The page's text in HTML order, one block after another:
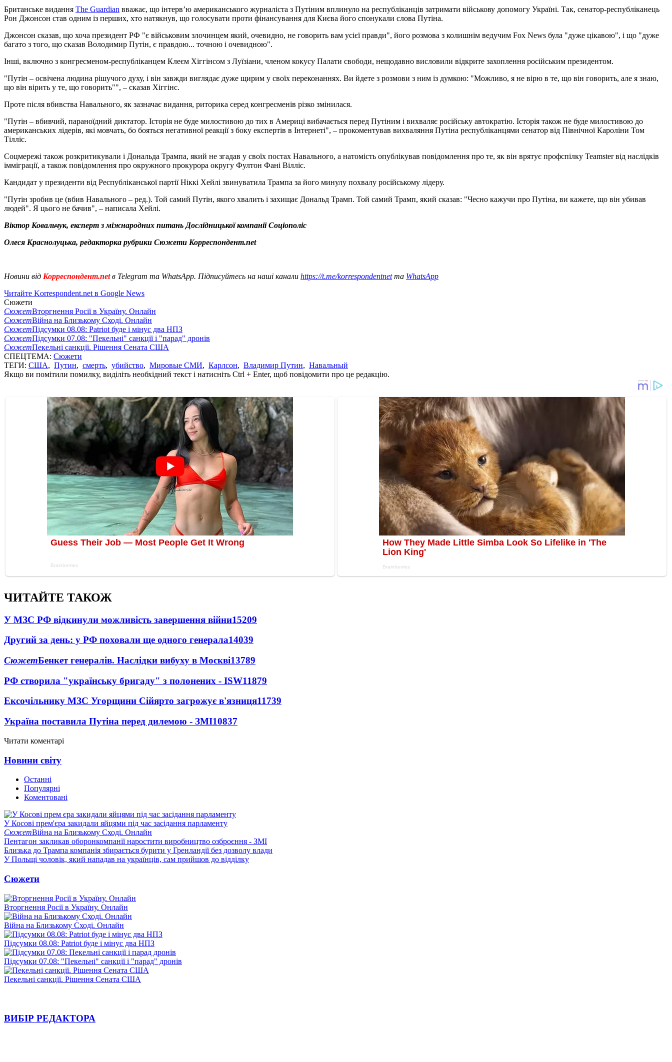
Британське видання The Guardian вважає, що інтерв’ю американського журналіста з Путіним вплинуло на республіканців затримати військову допомогу Україні. Так, сенатор-республіканець
Рон Джонсон став одним із перших, хто натякнув, що голосувати проти фінансування для Києва його спонукали слова Путіна.
Джонсон сказав, що хоча президент РФ "є військовим злочинцем який, очевидно, не говорить вам усієї правди", його розмова з колишнім ведучим Fox News була "дуже цікавою", і що "дуже
багато з того, що сказав Володимир Путін, є правдою... точною і очевидною".
Інші, включно з конгресменом-республіканцем Клеєм Хіггінсом з Луїзіани, членом кокусу Палати свободи, нещодавно висловили відкрите захоплення російським президентом.
"Путін – освічена людина рішучого духу, і він завжди виглядає дуже щирим у своїх переконаннях. Ви йдете з розмови з ним із думкою: "Можливо, я не вірю в те, що він говорить, але я знаю,
що він вірить у те, що говорить"", – сказав Хіггінс.
Проте після вбивства Навального, як зазначає видання, риторика серед конгресменів різко змінилася.
"Путін – вбивчий, параноїдний диктатор. Історія не буде милостивою до тих в Америці вибачається перед Путіним і вихваляє російську автократію. Історія також не буде милостивою до
американських лідерів, які мовчать, бо бояться негативної реакції з боку експертів в Інтернеті", – прокоментував вихваляння Путіна республіканцями сенатор від Північної Кароліни Том
Тілліс.
Соцмережі також розкритикували і Дональда Трампа, який не згадав у своїх постах Навального, а натомість опублікував повідомлення про те, як він врятує профспілку Teamster від наслідків
імміграції, а також повідомлення про окружного прокурора округу Фултон Фані Вілліс.
Кандидат у президенти від Республіканської партії Ніккі Хейлі звинуватила Трампа за його минулу похвалу російському лідеру.
"Путін зробив це (вбив Навального – ред.). Той самий Путін, якого хвалить і захищає Дональд Трамп. Той самий Трамп, який сказав: "Чесно кажучи про Путіна, ви кажете, що він убивав
людей". Я цього не бачив", – написала Хейлі.
Віктор Ковальчук, експерт з міжнародних питань Дослідницької компанії Соціополіс
Олеся Краснолуцька, редакторка рубрики Сюжети Корреспондент.net
Новини від Корреспондент.netв Telegram та WhatsApp. Підписуйтесь на наші канали https://t.me/korrespondentnetта WhatsApp
Читайте Korrespondent.net в Google News
Сюжети
СюжетВторгнення Росії в Україну. Онлайн
СюжетВійна на Близькому Сході. Онлайн
СюжетПідсумки 08.08: Patriot буде і мінус два НПЗ
СюжетПідсумки 07.08: "Пекельні" санкції і "парад" дронів
СюжетПекельні санкції. Рішення Сената США
СПЕЦТЕМА: Сюжети
ТЕГИ: США, Путин, смерть, убийство, Мировые СМИ, Карлсон, Владимир Путин, Навальный
Якщо ви помітили помилку, виділіть необхідний текст і натисніть Ctrl + Enter, щоб повідомити про це редакцію.
ЧИТАЙТЕ ТАКОЖ
У МЗС РФ відкинули можливість завершення війни15209
Другий за день: у РФ поховали ще одного генерала14039
СюжетБенкет генералів. Наслідки вибуху в Москві13789
РФ створила "українську бригаду" з полонених - ISW11879
Ексочільнику МЗС Угорщини Сійярто загрожує в'язниця11739
Україна поставила Путіна перед дилемою - ЗМІ10837
Читати коментарі
Новини світу
Останні
Популярні
Коментовані
У Косові прем'єра закидали яйцями під час засідання парламенту
СюжетВійна на Близькому Сході. Онлайн
Пентагон закликав оборонкомпанії наростити виробництво озброєння - ЗМІ
Близька до Трампа компанія збирається бурити у Гренландії без дозволу влади
У Польщі чоловік, який нападав на українців, сам прийшов до відділку
Сюжети
Вторгнення Росії в Україну. Онлайн
Війна на Близькому Сході. Онлайн
Підсумки 08.08: Patriot буде і мінус два НПЗ
Підсумки 07.08: "Пекельні" санкції і "парад" дронів
Пекельні санкції. Рішення Сената США
ВИБІР РЕДАКТОРА